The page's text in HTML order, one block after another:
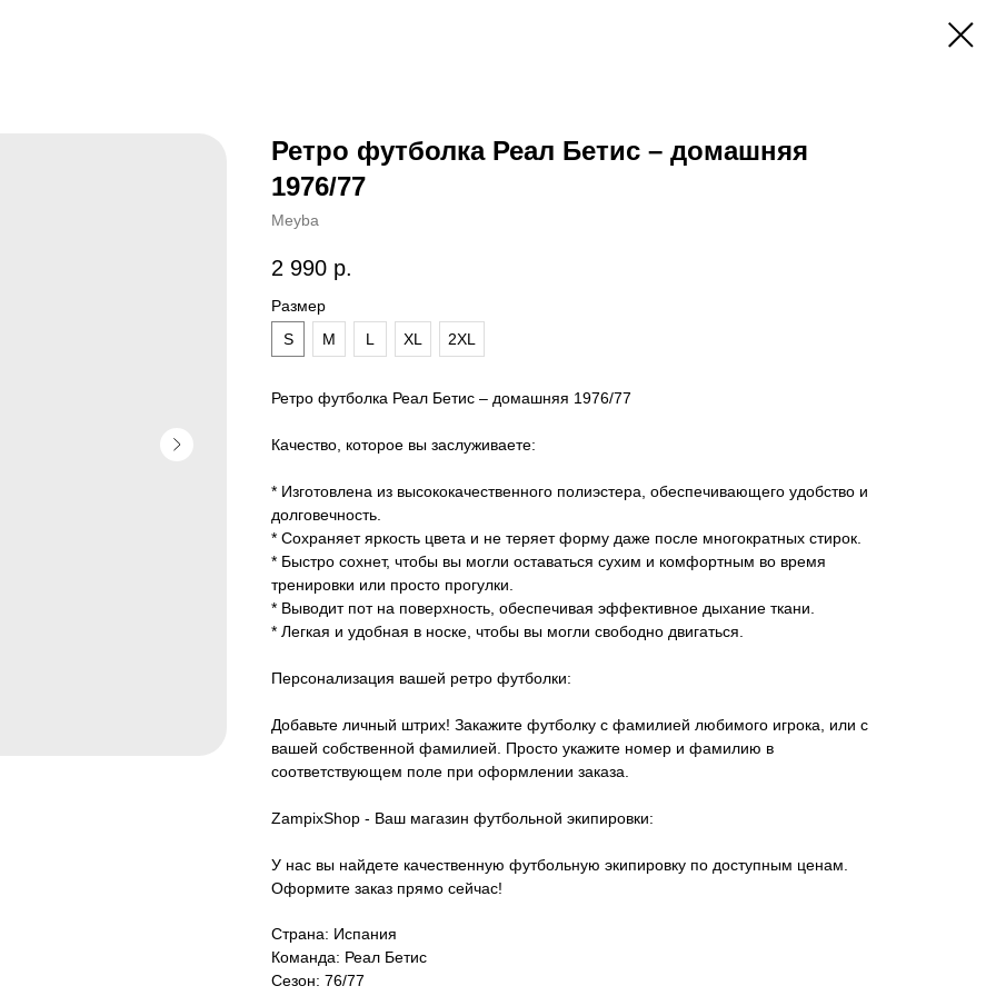
Ретро футболка Реал Бетис – домашняя
1976/77
Meyba
2 990 р.
Размер
S
M L XL 2XL
Ретро футболка Реал Бетис – домашняя 1976/77
Качество, которое вы заслуживаете:
* Изготовлена из высококачественного полиэстера, обеспечивающего удобство и
долговечность.
* Сохраняет яркость цвета и не теряет форму даже после многократных стирок.
* Быстро сохнет, чтобы вы могли оставаться сухим и комфортным во время
тренировки или просто прогулки.
* Выводит пот на поверхность, обеспечивая эффективное дыхание ткани.
* Легкая и удобная в носке, чтобы вы могли свободно двигаться.
Персонализация вашей ретро футболки:
Добавьте личный штрих! Закажите футболку с фамилией любимого игрока, или с
вашей собственной фамилией. Просто укажите номер и фамилию в
соответствующем поле при оформлении заказа.
ZampixShop - Ваш магазин футбольной экипировки:
У нас вы найдете качественную футбольную экипировку по доступным ценам.
Оформите заказ прямо сейчас!
Страна: Испания
Команда: Реал Бетис
Сезон: 76/77